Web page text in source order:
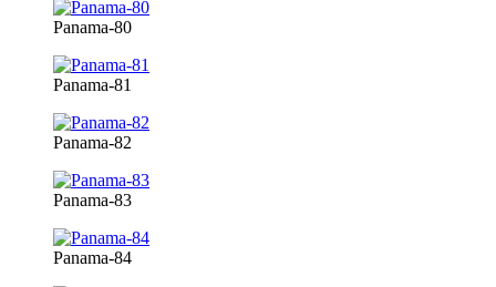
Panama-80
Panama-81
Panama-82
Panama-83
Panama-84